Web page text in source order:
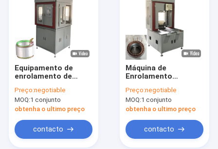
Equipamento de
enrolamento de
totalmente
automatizado Linha
de montagem Ecrã
Preço:negotiable
MOQ:1 conjunto
obtenha o ultimo preço
contacto
Máquina de
Enrolamento
Elétrico
Personalizada
140mm Stator
Preço:negotiable
MOQ:1 conjunto
obtenha o ultimo preço
contacto